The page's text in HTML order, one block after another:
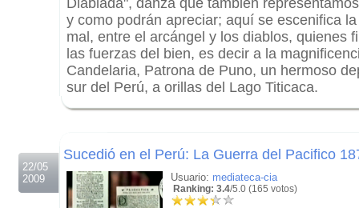
Diablada", danza que también
y como podrán apreciar; aquí se escenifica
mal, entre el arcángel y los diablos, quienes
las fuerzas del bien, es decir a la
Candelaria, Patrona de Puno, un hermoso
sur del Perú, a orillas del Lago Titicaca.
22/05
2009
Sucedió en el Perú: La Guerra del Pacifico
Usuario: mediateca-cia
Ranking: 3.4/5.0 (165 votos)